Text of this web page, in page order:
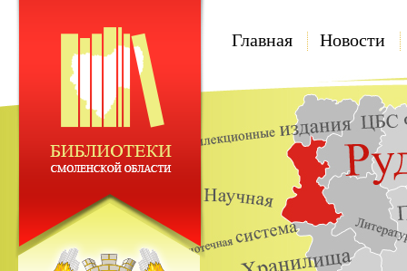
Главная Новости